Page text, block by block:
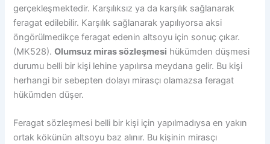
gerçekleşmektedir. Karşılıksız ya da karşılık sağlanarak
feragat edilebilir. Karşılık sağlanarak yapılıyorsa aksi
öngörülmedikçe feragat edenin altsoyu için sonuç çıkar.
(MK528).Olumsuz miras sözleşmesi hükümden düşmesi
durumu belli bir kişi lehine yapılırsa meydana gelir. Bu kişi
herhangi bir sebepten dolayı mirasçı olamazsa feragat
hükümden düşer.
Feragat sözleşmesi belli bir kişi için yapılmadıysa en yakın
ortak kökünün altsoyu baz alınır. Bu kişinin mirasçı